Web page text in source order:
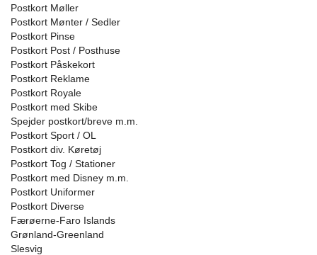
Postkort Møller
Postkort Mønter / Sedler
Postkort Pinse
Postkort Post / Posthuse
Postkort Påskekort
Postkort Reklame
Postkort Royale
Postkort med Skibe
Spejder postkort/breve m.m.
Postkort Sport / OL
Postkort div. Køretøj
Postkort Tog / Stationer
Postkort med Disney m.m.
Postkort Uniformer
Postkort Diverse
Færøerne-Faro Islands
Grønland-Greenland
Slesvig